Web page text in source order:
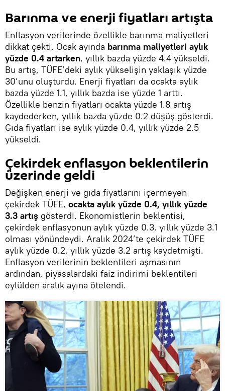
Barınma ve enerji fiyatları artışta
Enflasyon verilerinde özellikle barınma maliyetleri
dikkat çekti. Ocak ayında barınma maliyetleri aylık
yüzde 0.4 artarken, yıllık bazda yüzde 4.4 yükseldi.
Bu artış, TÜFE’deki aylık yükselişin yaklaşık yüzde
30’unu oluşturdu. Enerji fiyatları da ocakta aylık
bazda yüzde 1.1, yıllık bazda ise yüzde 1 arttı.
Özellikle benzin fiyatları ocakta yüzde 1.8 artış
kaydederken, yıllık bazda yüzde 0.2 düşüş gösterdi.
Gıda fiyatları ise aylık yüzde 0.4, yıllık yüzde 2.5
yükseldi.
Çekirdek enflasyon beklentilerin
üzerinde geldi
Değişken enerji ve gıda fiyatlarını içermeyen
çekirdek TÜFE, ocakta aylık yüzde 0.4, yıllık yüzde
3.3 artış gösterdi. Ekonomistlerin beklentisi,
çekirdek enflasyonun aylık yüzde 0.3, yıllık yüzde 3.1
olması yönündeydi. Aralık 2024’te çekirdek TÜFE
aylık yüzde 0.2, yıllık yüzde 3.2 artış kaydetmişti.
Enflasyon verilerinin beklentileri aşmasının
ardından, piyasalardaki faiz indirimi beklentileri
eylülden aralık ayına ötelendi.